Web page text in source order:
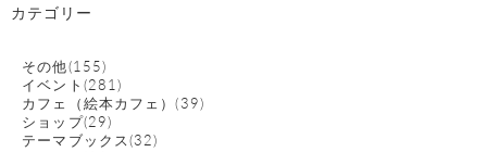
カテゴリー
その他(155)
イベント(281)
カフェ（絵本カフェ）(39)
ショップ(29)
テーマブックス(32)